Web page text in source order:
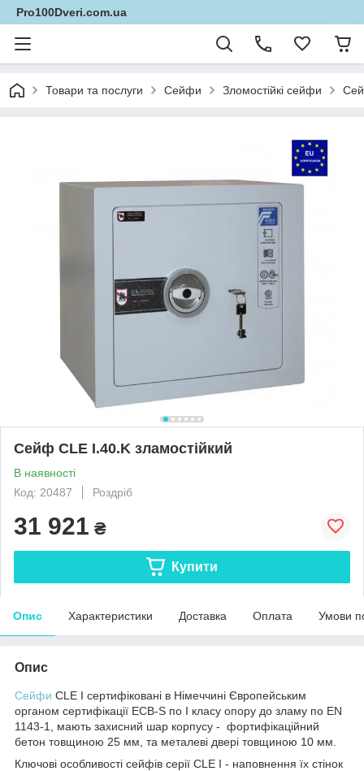
Pro100Dveri.com.ua
Товари та послуги Сейфи Зломостійкі сейфи
Сейф CLE I.40.K зламостійкий
В наявності
Код: 20487
Роздріб
31 921 ₴
Купити
Опис Характеристики Доставка Оплата Умови
Опис
Сейфи CLE I сертифіковані в Німеччині Європейським
органом сертифікації ECB-S по І класу опору до зламу по EN
1143-1, мають захисний шар корпусу - фортифікаційний
бетон товщиною 25 мм, та металеві двері товщиною 10 мм.
Ключові особливості сейфів серії CLE I - наповнення їх стінок